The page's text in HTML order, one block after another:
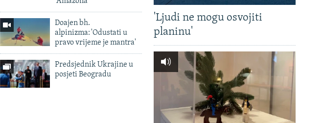
Doajen bh.
alpinizma: 'Odustati u
pravo vrijeme je mantra'
Predsjednik Ukrajine u
posjeti Beogradu
'Ljudi ne mogu osvojiti
planinu'